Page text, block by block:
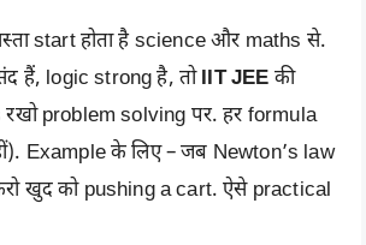
start होता है science और maths से.
हैं, logic strong है, तोIIT JEE की
रखो problem solving पर. हर formula
Example के लिए – जब Newton’s law
खुद को pushing a cart. ऐसे practical